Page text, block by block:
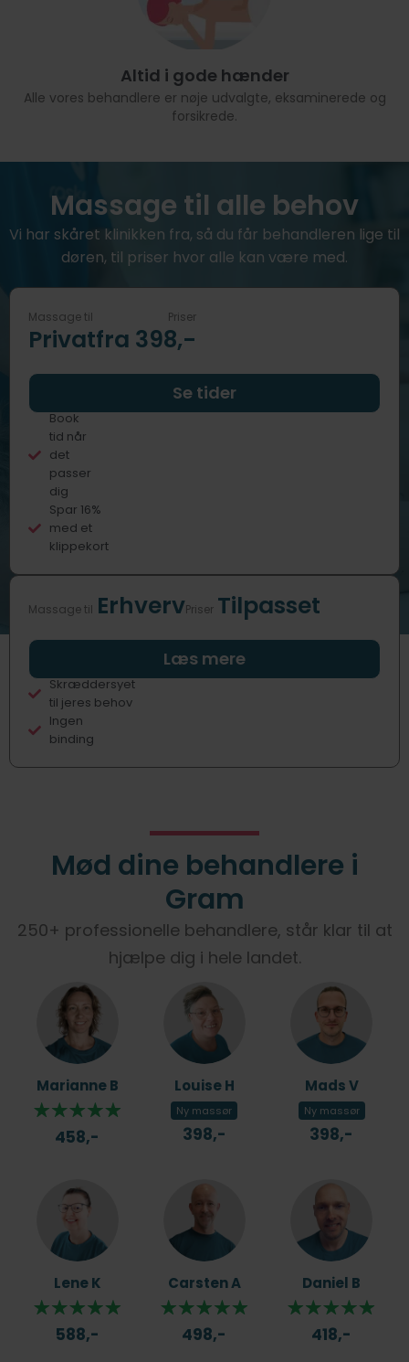
Altid i gode hænder
Alle vores behandlere er nøje udvalgte, eksaminerede og
forsikrede.
Massage til alle behov
Vi har skåret klinikken fra, så du får behandleren lige til
døren, til priser hvor alle kan være med.
Massage til
Privat
Priser
fra 398,-
Book
tid når
det
passer
dig
Spar 16%
med et
klippekort
Se tider
Massage til ErhvervPriser Tilpasset
Skræddersyet
til jeres behov
Ingen
binding
Læs mere
Mød dine behandlere i
Gram
250+ professionelle behandlere, står klar til at
hjælpe dig i hele landet.
Marianne B
458,-
Louise H
Ny massør
398,-
Mads V
Ny massør
398,-
Lene K
588,-
Carsten A
498,-
Daniel B
418,-